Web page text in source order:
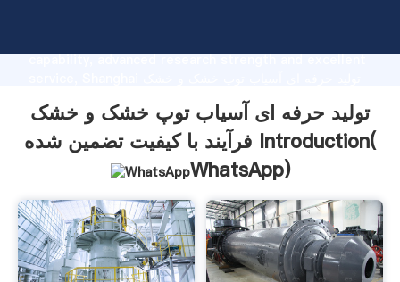
capability, advanced research strength and excellent
bring values to all of customers.
تولید حرفه ای آسیاب توپ خشک و خشک
فرآیند با کیفیت تضمین شده Introduction(
WhatsApp)